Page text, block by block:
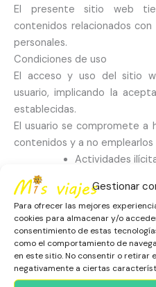
Gestionar
Para ofrecer las mejores
cookies para almacenar y/o
consentimiento de estas
como el comportamiento de
en este sitio. No consentir o retirar
negativamente a ciertas
El presente sitio web
contenidos relacionados
personales.
Condiciones de uso
El acceso y uso del sitio
usuario, implicando la
establecidas.
El usuario se compromete a
contenidos y a no emplearlos
Actividades
Introducir virus o
Propiedad intelectual
Todos los contenidos del
diseño, etc.) son
licencia, y están protegidos